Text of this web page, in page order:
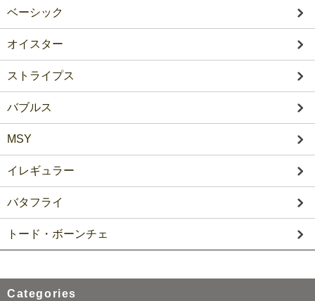
ベーシック
オイスター
ストライプス
バブルス
MSY
イレギュラー
バタフライ
トード・ボーンチェ
Categories